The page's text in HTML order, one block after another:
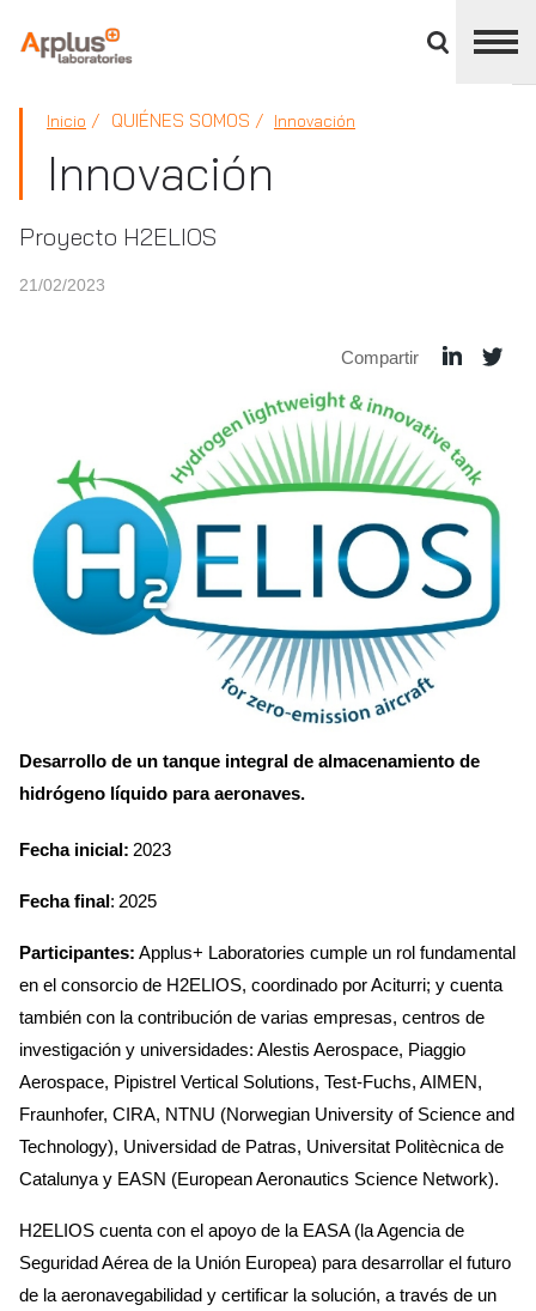
panel
APPLUS+
Inicio QUIÉNES SOMOS Innovación
Innovación
Proyecto H2ELIOS
21/02/2023
Compartir
Desarrollo de un tanque integral de almacenamiento de
hidrógeno líquido para aeronaves.
Fecha inicial: 2023
Fecha final: 2025
Participantes: Applus+ Laboratories cumple un rol fundamental
en el consorcio de H2ELIOS, coordinado por Aciturri; y cuenta
también con la contribución de varias empresas, centros de
investigación y universidades: Alestis Aerospace, Piaggio
Aerospace, Pipistrel Vertical Solutions, Test-Fuchs, AIMEN,
Fraunhofer, CIRA, NTNU (Norwegian University of Science and
Technology), Universidad de Patras, Universitat Politècnica de
Catalunya y EASN (European Aeronautics Science Network).
H2ELIOS cuenta con el apoyo de la EASA (la Agencia de
Seguridad Aérea de la Unión Europea) para desarrollar el futuro
de la aeronavegabilidad y certificar la solución, a través de un